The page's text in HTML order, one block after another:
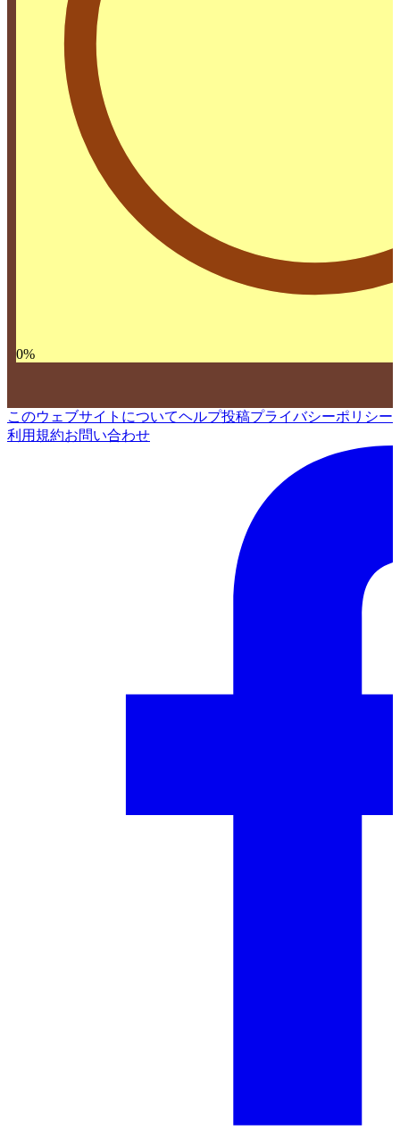
0%
このウェブサイトについてヘルプ投稿プライバシーポリシー
利用規約お問い合わせ